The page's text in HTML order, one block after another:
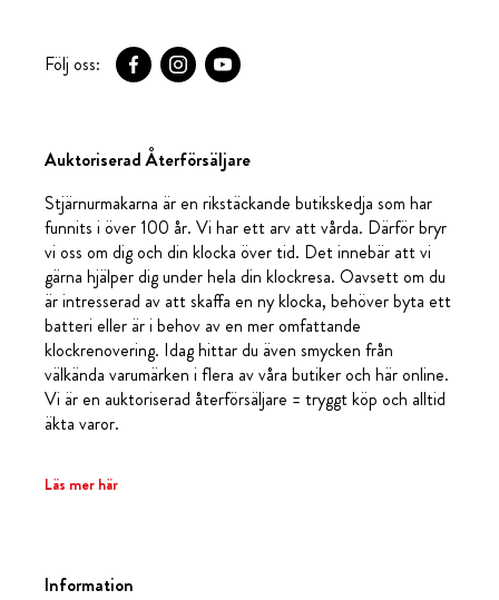
Följ oss:
Auktoriserad Återförsäljare
Stjärnurmakarna är en rikstäckande butikskedja som har
funnits i över 100 år. Vi har ett arv att vårda. Därför bryr
vi oss om dig och din klocka över tid. Det innebär att vi
gärna hjälper dig under hela din klockresa. Oavsett om du
är intresserad av att skaffa en ny klocka, behöver byta ett
batteri eller är i behov av en mer omfattande
klockrenovering. Idag hittar du även smycken från
välkända varumärken i flera av våra butiker och här online.
Vi är en auktoriserad återförsäljare = tryggt köp och alltid
äkta varor.
Läs mer här
Information